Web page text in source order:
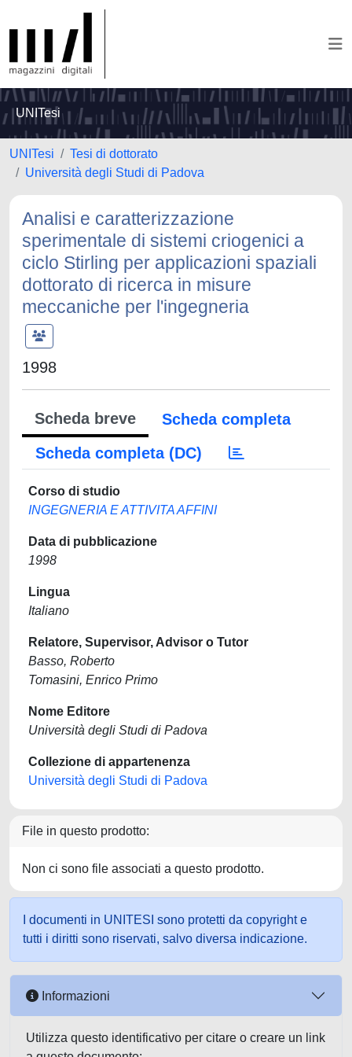
UNITesi
UNITesi
Tesi di dottorato
Università degli Studi di Padova
Analisi e caratterizzazione
sperimentale di sistemi criogenici a
ciclo Stirling per applicazioni spaziali
dottorato di ricerca in misure
meccaniche per l'ingegneria
1998
Scheda breve
Scheda completa
Scheda completa (DC)
Corso di studio
INGEGNERIA E ATTIVITA AFFINI
Data di pubblicazione
1998
Lingua
Italiano
Relatore, Supervisor, Advisor o Tutor
Basso, Roberto
Tomasini, Enrico Primo
Nome Editore
Università degli Studi di Padova
Collezione di appartenenza
Università degli Studi di Padova
File in questo prodotto:
Non ci sono file associati a questo prodotto.
I documenti in UNITESI sono protetti da copyright e
tutti i diritti sono riservati, salvo diversa indicazione.
Informazioni
Utilizza questo identificativo per citare o creare un link